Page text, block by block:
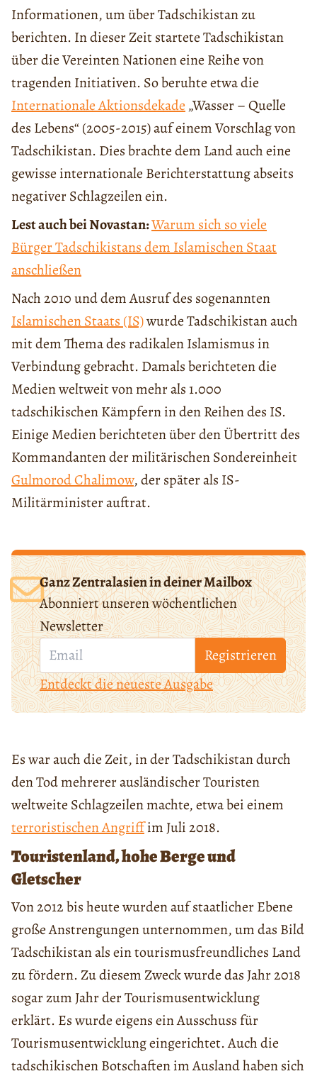
Informationen, um über Tadschikistan zu
berichten. In dieser Zeit startete Tadschikistan
über die Vereinten Nationen eine Reihe von
tragenden Initiativen. So beruhte etwa die
Internationale Aktionsdekade „Wasser – Quelle
des Lebens“ (2005-2015) auf einem Vorschlag von
Tadschikistan. Dies brachte dem Land auch eine
gewisse internationale Berichterstattung abseits
negativer Schlagzeilen ein.
Lest auch bei Novastan:Warum sich so viele
Bürger Tadschikistans dem Islamischen Staat
anschließen
Nach 2010 und dem Ausruf des sogenannten
Islamischen Staats (IS)wurde Tadschikistan auch
mit dem Thema des radikalen Islamismus in
Verbindung gebracht. Damals berichteten die
Medien weltweit von mehr als 1.000
tadschikischen Kämpfern in den Reihen des IS.
Einige Medien berichteten über den Übertritt des
Kommandanten der militärischen Sondereinheit
Gulmorod Chalimow, der später als IS-
Militärminister auftrat.
Ganz Zentralasien in deiner Mailbox
Abonniert unseren wöchentlichen
Newsletter
Registrieren
Entdeckt die neueste Ausgabe
Es war auch die Zeit, in der Tadschikistan durch
den Tod mehrerer ausländischer Touristen
weltweite Schlagzeilen machte, etwa bei einem
terroristischen Angriffim Juli 2018.
Touristenland, hohe Berge und
Gletscher
Von 2012 bis heute wurden auf staatlicher Ebene
große Anstrengungen unternommen, um das Bild
Tadschikistan als ein tourismusfreundliches Land
zu fördern. Zu diesem Zweck wurde das Jahr 2018
sogar zum Jahr der Tourismusentwicklung
erklärt. Es wurde eigens ein Ausschuss für
Tourismusentwicklung eingerichtet. Auch die
tadschikischen Botschaften im Ausland haben sich